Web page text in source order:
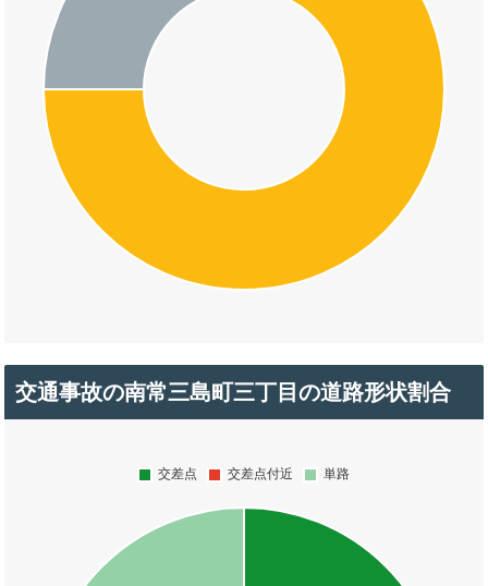
交通事故の南常三島町三丁目の道路形状割合